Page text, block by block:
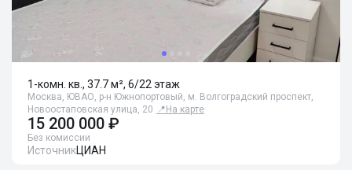
1-комн. кв., 37.7 м², 6/22 этаж
Москва, ЮВАО, р-н Южнопортовый, м. Волгоградский проспект,
Новоостаповская улица, 20 📍 На карте
15 200 000 ₽
Без комиссии
ИсточникЦИАН